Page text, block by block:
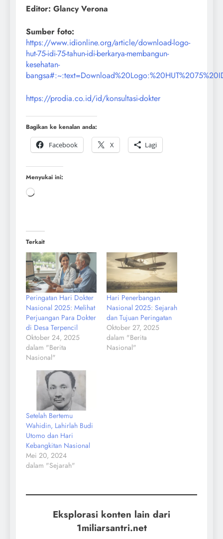
Editor: Glancy Verona
Sumber foto:
https://www.idionline.org/article/download-logo-
hut-75-idi-75-tahun-idi-berkarya-membangun-
kesehatan-
https://prodia.co.id/id/konsultasi-dokter
Bagikan ke kenalan anda:
Facebook
X Lagi
Menyukai ini:
Terkait
Peringatan Hari Dokter
Nasional 2025: Melihat
Perjuangan Para Dokter
di Desa Terpencil
Oktober 24, 2025
dalam "Berita
Nasional"
Hari Penerbangan
Nasional 2025: Sejarah
dan Tujuan Peringatan
Oktober 27, 2025
dalam "Berita
Nasional"
Setelah Bertemu
Wahidin, Lahirlah Budi
Utomo dan Hari
Kebangkitan Nasional
Mei 20, 2024
dalam "Sejarah"
Eksplorasi konten lain dari
1miliarsantri.net